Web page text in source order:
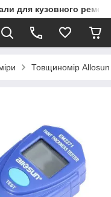
для кузовного
Товщиномір